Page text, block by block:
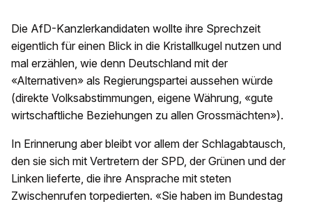
Die AfD-Kanzlerkandidaten wollte ihre Sprechzeit
eigentlich für einen Blick in die Kristallkugel nutzen und
mal erzählen, wie denn Deutschland mit der
«Alternativen» als Regierungspartei aussehen würde
(direkte Volksabstimmungen, eigene Währung, «gute
wirtschaftliche Beziehungen zu allen Grossmächten»).
In Erinnerung aber bleibt vor allem der Schlagabtausch,
den sie sich mit Vertretern der SPD, der Grünen und der
Linken lieferte, die ihre Ansprache mit steten
Zwischenrufen torpedierten. «Sie haben im Bundestag